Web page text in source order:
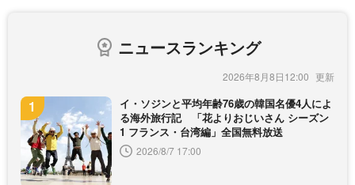
ニュースランキング
2026年8月8日12:00
イ・ソジンと平均年齢76歳の韓国名優4人によ
る海外旅行記 「花よりおじいさん シーズン
1 フランス・台湾編」全国無料放送
2026/8/7 17:00